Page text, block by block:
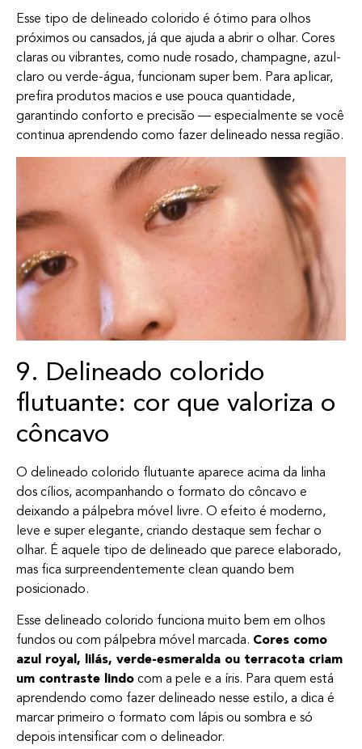
Esse tipo de delineado colorido é ótimo para olhos
próximos ou cansados, já que ajuda a abrir o olhar. Cores
claras ou vibrantes, como nude rosado, champagne, azul-
claro ou verde-água, funcionam super bem. Para aplicar,
prefira produtos macios e use pouca quantidade,
garantindo conforto e precisão — especialmente se você
continua aprendendo como fazer delineado nessa região.
9. Delineado colorido
flutuante: cor que valoriza o
côncavo
O delineado colorido flutuante aparece acima da linha
dos cílios, acompanhando o formato do côncavo e
deixando a pálpebra móvel livre. O efeito é moderno,
leve e super elegante, criando destaque sem fechar o
olhar. É aquele tipo de delineado que parece elaborado,
mas fica surpreendentemente clean quando bem
posicionado.
Esse delineado colorido funciona muito bem em olhos
fundos ou com pálpebra móvel marcada. Cores como
azul royal, lilás, verde-esmeralda ou terracota criam
um contraste lindo com a pele e a íris. Para quem está
aprendendo como fazer delineado nesse estilo, a dica é
marcar primeiro o formato com lápis ou sombra e só
depois intensificar com o delineador.